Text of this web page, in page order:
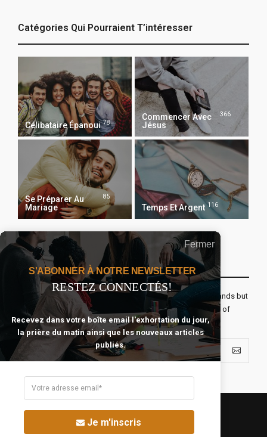
Catégories Qui Pourraient T’intéresser
Célibataire Épanoui 78
Commencer Avec
Jésus
366
Se Préparer Au
Mariage
85
Temps Et Argent 116
Recevoir Notre Newsletter Chaque Matin
The real voyage of discovery consists not in seeking new lands but
seeing with new eyes. All journeys have secret destinations of
which the traveler is unaware.
Fermer
S'ABONNER À NOTRE NEWSLETTER
RESTEZ CONNECTÉS!
Recevez dans votre boîte email l'exhortation du jour,
la prière du matin ainsi que les nouveaux articles
publiés.
Je m'inscris